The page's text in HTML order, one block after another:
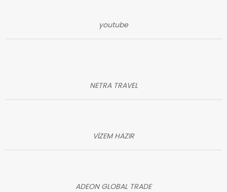
youtube
NETRA TRAVEL
VİZEM HAZIR
ADEON GLOBAL TRADE